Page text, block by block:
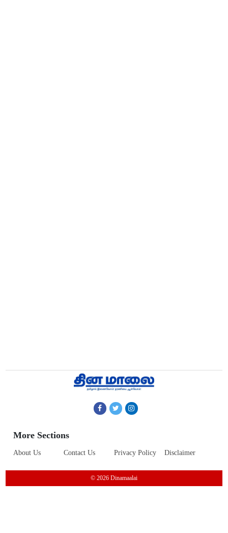
More Sections
About Us Contact Us Privacy Policy Disclaimer
© 2026 Dinamaalai